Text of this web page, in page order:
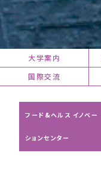
大学案内
国際交流
フード&ヘルス イノベー
ションセンター